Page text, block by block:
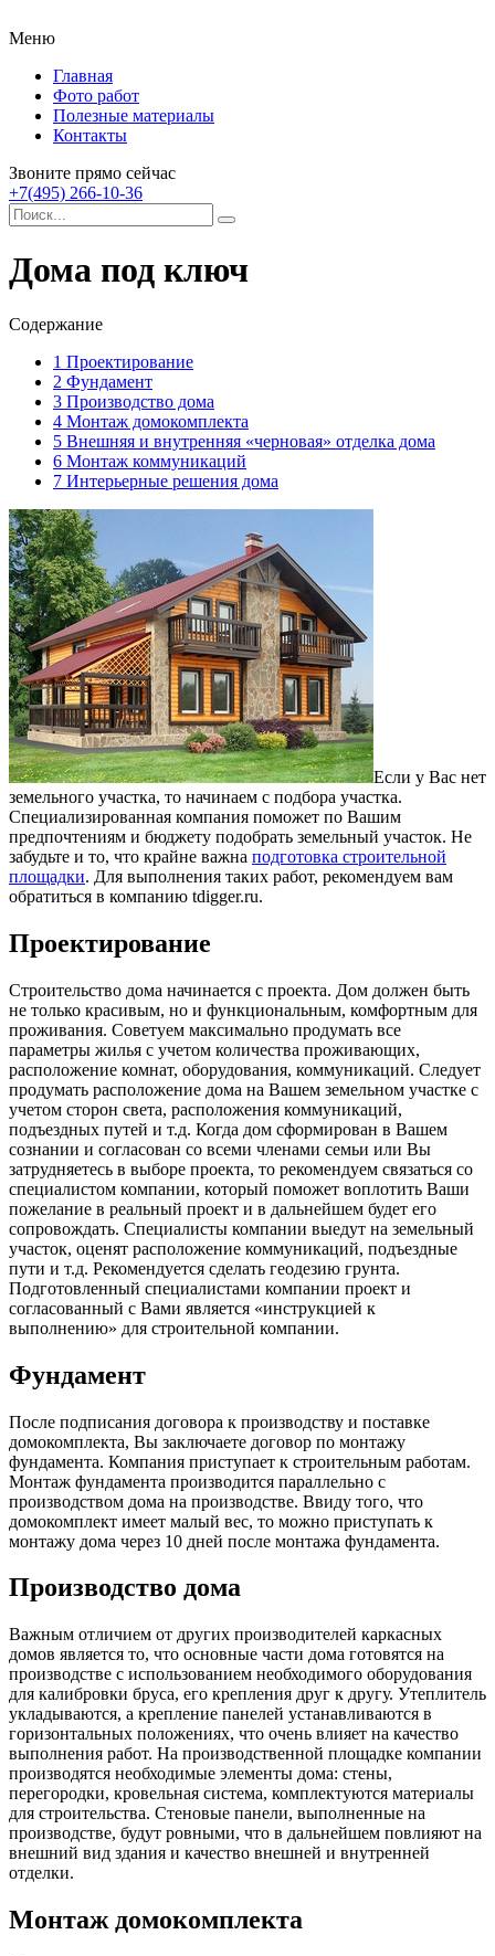
Меню
Главная
Фото работ
Полезные материалы
Контакты
Звоните прямо сейчас
+7(495) 266-10-36
Дома под ключ
Содержание
1 Проектирование
2 Фундамент
3 Производство дома
4 Монтаж домокомплекта
5 Внешняя и внутренняя «черновая» отделка дома
6 Монтаж коммуникаций
7 Интерьерные решения дома
Если у Вас нет
земельного участка, то начинаем с подбора участка.
Специализированная компания поможет по Вашим
предпочтениям и бюджету подобрать земельный участок. Не
забудьте и то, что крайне важна подготовка строительной
площадки. Для выполнения таких работ, рекомендуем вам
обратиться в компанию tdigger.ru.
Проектирование
Строительство дома начинается с проекта. Дом должен быть
не только красивым, но и функциональным, комфортным для
проживания. Советуем максимально продумать все
параметры жилья с учетом количества проживающих,
расположение комнат, оборудования, коммуникаций. Следует
продумать расположение дома на Вашем земельном участке с
учетом сторон света, расположения коммуникаций,
подъездных путей и т.д. Когда дом сформирован в Вашем
сознании и согласован со всеми членами семьи или Вы
затрудняетесь в выборе проекта, то рекомендуем связаться со
специалистом компании, который поможет воплотить Ваши
пожелание в реальный проект и в дальнейшем будет его
сопровождать. Специалисты компании выедут на земельный
участок, оценят расположение коммуникаций, подъездные
пути и т.д. Рекомендуется сделать геодезию грунта.
Подготовленный специалистами компании проект и
согласованный с Вами является «инструкцией к
выполнению» для строительной компании.
Фундамент
После подписания договора к производству и поставке
домокомплекта, Вы заключаете договор по монтажу
фундамента. Компания приступает к строительным работам.
Монтаж фундамента производится параллельно с
производством дома на производстве. Ввиду того, что
домокомплект имеет малый вес, то можно приступать к
монтажу дома через 10 дней после монтажа фундамента.
Производство дома
Важным отличием от других производителей каркасных
домов является то, что основные части дома готовятся на
производстве с использованием необходимого оборудования
для калибровки бруса, его крепления друг к другу. Утеплитель
укладываются, а крепление панелей устанавливаются в
горизонтальных положениях, что очень влияет на качество
выполнения работ. На производственной площадке компании
производятся необходимые элементы дома: стены,
перегородки, кровельная система, комплектуются материалы
для строительства. Стеновые панели, выполненные на
производстве, будут ровными, что в дальнейшем повлияют на
внешний вид здания и качество внешней и внутренней
отделки.
Монтаж домокомплекта